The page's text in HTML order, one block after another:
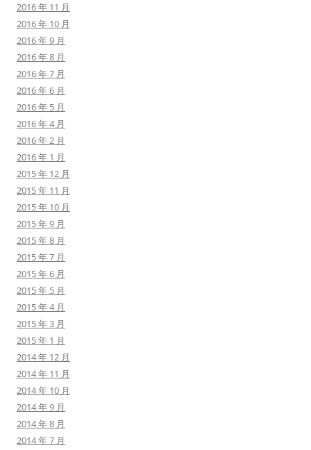
2016 年 11 月
2016 年 10 月
2016 年 9 月
2016 年 8 月
2016 年 7 月
2016 年 6 月
2016 年 5 月
2016 年 4 月
2016 年 2 月
2016 年 1 月
2015 年 12 月
2015 年 11 月
2015 年 10 月
2015 年 9 月
2015 年 8 月
2015 年 7 月
2015 年 6 月
2015 年 5 月
2015 年 4 月
2015 年 3 月
2015 年 1 月
2014 年 12 月
2014 年 11 月
2014 年 10 月
2014 年 9 月
2014 年 8 月
2014 年 7 月